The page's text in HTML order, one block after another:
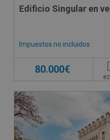
Edificio Singular en
Impuestos no incluidos
80.000€
CONDICIONES